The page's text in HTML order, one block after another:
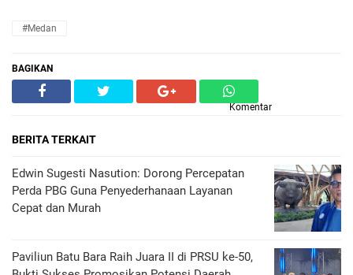
#Medan
BAGIKAN
Komentar
BERITA TERKAIT
Edwin Sugesti Nasution: Dorong Percepatan
Perda PBG Guna Penyederhanaan Layanan
Cepat dan Murah
Paviliun Batu Bara Raih Juara II di PRSU ke-50,